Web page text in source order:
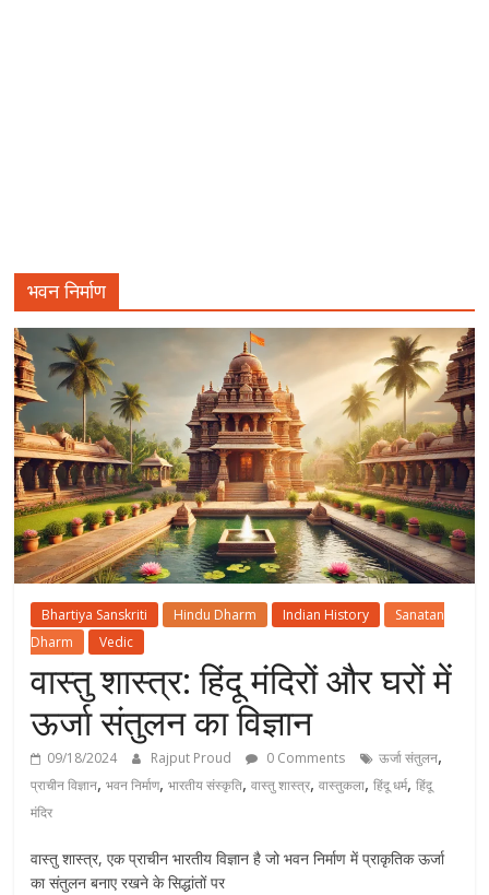
भवन निर्माण
Bhartiya Sanskriti Hindu Dharm Indian History
Sanatan
Dharm
Vedic
वास्तु शास्त्र: हिंदू मंदिरों और घरों में
ऊर्जा संतुलन का विज्ञान
09/18/2024 Rajput Proud 0 Comments ऊर्जा संतुलन,
प्राचीन विज्ञान,भवन निर्माण,भारतीय संस्कृति,वास्तु शास्त्र,वास्तुकला,हिंदू धर्म,हिंदू
मंदिर
वास्तु शास्त्र, एक प्राचीन भारतीय विज्ञान है जो भवन निर्माण में प्राकृतिक ऊर्जा
का संतुलन बनाए रखने के सिद्धांतों पर